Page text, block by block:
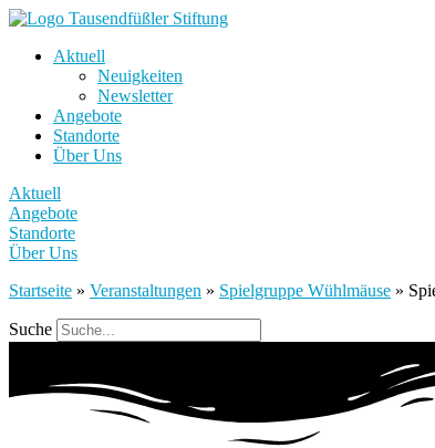
Aktuell
Neuigkeiten
Newsletter
Angebote
Standorte
Über Uns
Aktuell
Angebote
Standorte
Über Uns
Startseite » Veranstaltungen » Spielgruppe Wühlmäuse »
Suche